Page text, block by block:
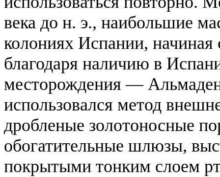
века до н. э., наибольшие
колониях Испании,
благодаря наличию в
месторождения —
использовался метод
дробленые золотоносные
обогатительные шлюзы,
покрытыми тонким слоем